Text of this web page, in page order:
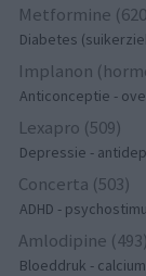
Metformine
Diabetes
Implanon
Anticonceptie -
Lexapro (509)
Depressie -
Concerta (503)
ADHD -
Amlodipine (493)
Bloeddruk -